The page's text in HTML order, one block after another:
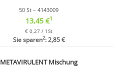
50 St – 4143009
13,45 €1
€ 0,27 / 1St
Sie sparen2: 2,85 €
METAVIRULENT Mischung